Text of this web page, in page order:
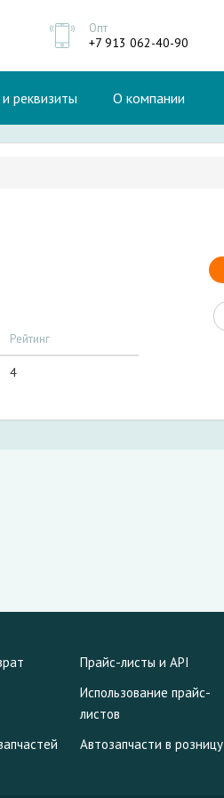
Опт
+7 913 062-40-90
реквизиты О компании
Рейтинг
4
Прайс-листы и API
Использование прайс-
листов
Автозапчасти в розницу